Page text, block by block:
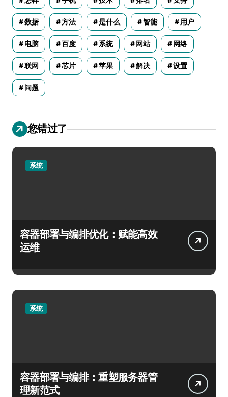
数据 方法 是什么 智能 用户
电脑 百度 系统 网站 网络
联网 芯片 苹果 解决 设置
问题
您错过了
系统
容器部署与编排优化：赋能高效
运维
系统
容器部署与编排：重塑服务器管
理新范式